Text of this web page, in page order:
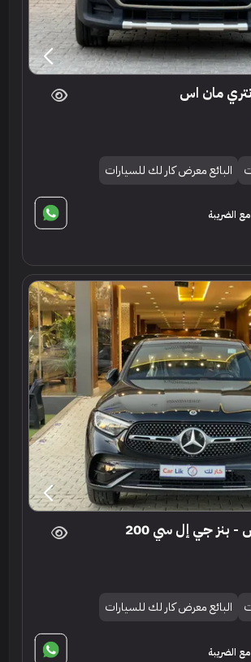
البائع معرض كار لك للسيارات
مع الضريبة
البائع معرض كار لك للسيارات
مع الضريبة